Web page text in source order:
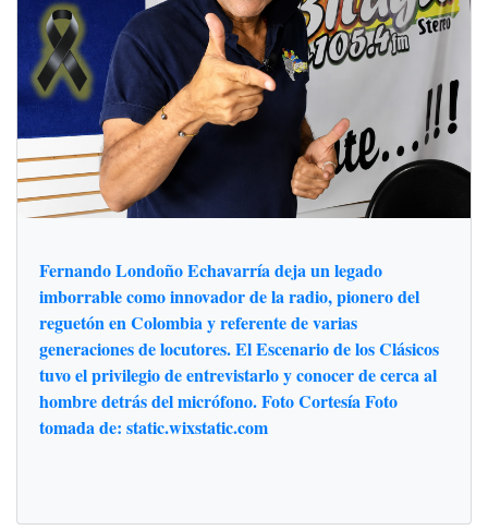
Fernando Londoño Echavarría deja un legado
imborrable como innovador de la radio, pionero del
reguetón en Colombia y referente de varias
generaciones de locutores. El Escenario de los Clásicos
tuvo el privilegio de entrevistarlo y conocer de cerca al
hombre detrás del micrófono. Foto Cortesía Foto
tomada de: static.wixstatic.com